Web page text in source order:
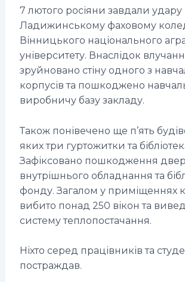
7 лютого росіяни завдали удару
Ладижинському фаховому
Вінницького національного
університету. Внаслідок
зруйновано стіну одного з
корпусів та пошкоджено
виробничу базу закладу.
Також понівечено ще п’ять
яких три гуртожитки та
Зафіксовано пошкодження
внутрішнього обладнання та
фонду. Загалом у приміщеннях
вибито понад 250 вікон та
систему теплопостачання.
Ніхто серед працівників та
постраждав.